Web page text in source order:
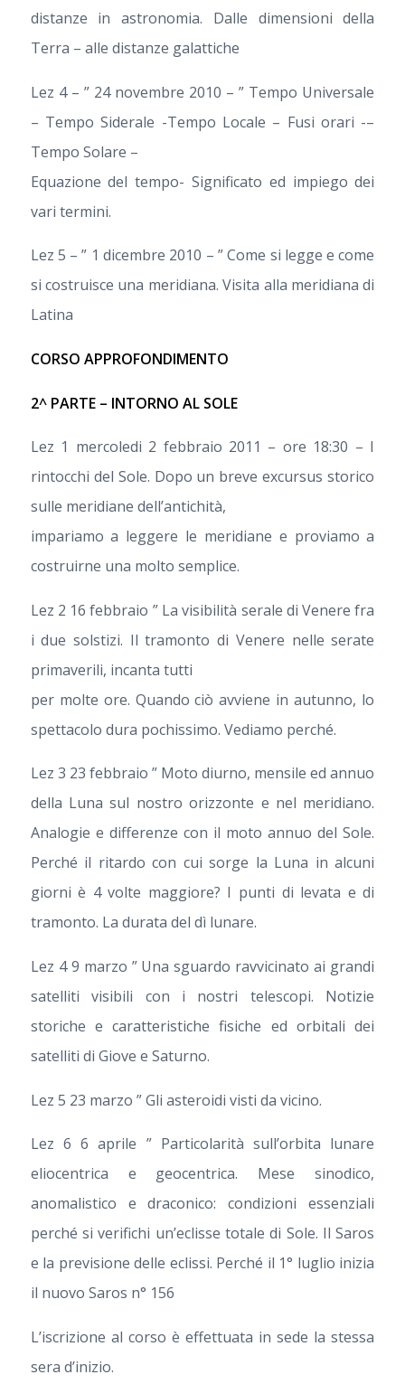
distanze in astronomia. Dalle dimensioni della
Terra – alle distanze galattiche
Lez 4 – ” 24 novembre 2010 – ” Tempo Universale
– Tempo Siderale -Tempo Locale – Fusi orari -–
Tempo Solare –
Equazione del tempo- Significato ed impiego dei
vari termini.
Lez 5 – ” 1 dicembre 2010 – ” Come si legge e come
si costruisce una meridiana. Visita alla meridiana di
Latina
CORSO APPROFONDIMENTO
2^ PARTE – INTORNO AL SOLE
Lez 1 mercoledi 2 febbraio 2011 – ore 18:30 – I
rintocchi del Sole. Dopo un breve excursus storico
sulle meridiane dell’antichità,
impariamo a leggere le meridiane e proviamo a
costruirne una molto semplice.
Lez 2 16 febbraio ” La visibilità serale di Venere fra
i due solstizi. Il tramonto di Venere nelle serate
primaverili, incanta tutti
per molte ore. Quando ciò avviene in autunno, lo
spettacolo dura pochissimo. Vediamo perché.
Lez 3 23 febbraio ” Moto diurno, mensile ed annuo
della Luna sul nostro orizzonte e nel meridiano.
Analogie e differenze con il moto annuo del Sole.
Perché il ritardo con cui sorge la Luna in alcuni
giorni è 4 volte maggiore? I punti di levata e di
tramonto. La durata del dì lunare.
Lez 4 9 marzo ” Una sguardo ravvicinato ai grandi
satelliti visibili con i nostri telescopi. Notizie
storiche e caratteristiche fisiche ed orbitali dei
satelliti di Giove e Saturno.
Lez 5 23 marzo ” Gli asteroidi visti da vicino.
Lez 6 6 aprile ” Particolarità sull’orbita lunare
eliocentrica e geocentrica. Mese sinodico,
anomalistico e draconico: condizioni essenziali
perché si verifichi un’eclisse totale di Sole. Il Saros
e la previsione delle eclissi. Perché il 1° luglio inizia
il nuovo Saros n° 156
L’iscrizione al corso è effettuata in sede la stessa
sera d’inizio.